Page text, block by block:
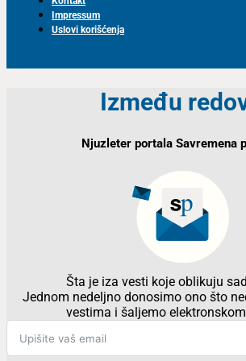
Impressum
Uslovi korišćenja
Između
Njuzleter portala Savremena
Šta je iza vesti koje oblikuju
Jednom nedeljno donosimo ono što
vestima i šaljemo